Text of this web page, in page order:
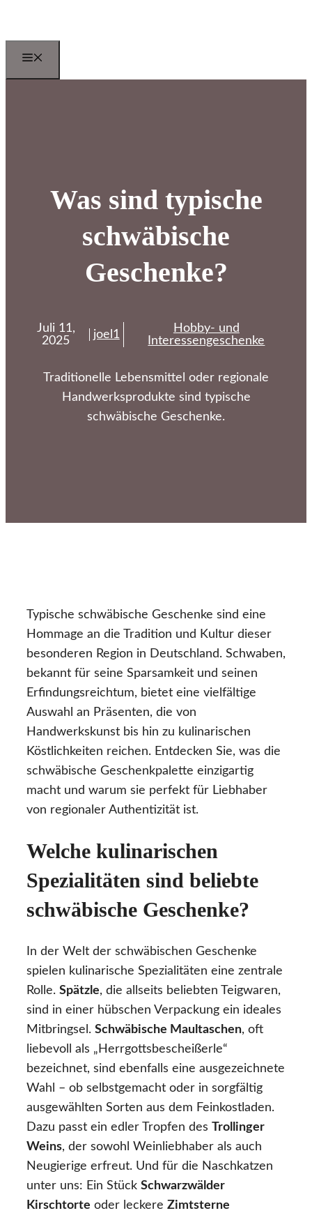
springen
Was sind typische
schwäbische
Geschenke?
Juli 11,
2025
joel1
Hobby- und
Interessengeschenke
Traditionelle Lebensmittel oder regionale
Handwerksprodukte sind typische
schwäbische Geschenke.
Typische schwäbische Geschenke sind eine
Hommage an die Tradition und Kultur dieser
besonderen Region in Deutschland. Schwaben,
bekannt für seine Sparsamkeit und seinen
Erfindungsreichtum, bietet eine vielfältige
Auswahl an Präsenten, die von
Handwerkskunst bis hin zu kulinarischen
Köstlichkeiten reichen. Entdecken Sie, was die
schwäbische Geschenkpalette einzigartig
macht und warum sie perfekt für Liebhaber
von regionaler Authentizität ist.
Welche kulinarischen
Spezialitäten sind beliebte
schwäbische Geschenke?
In der Welt der schwäbischen Geschenke
spielen kulinarische Spezialitäten eine zentrale
Rolle. Spätzle, die allseits beliebten Teigwaren,
sind in einer hübschen Verpackung ein ideales
Mitbringsel. Schwäbische Maultaschen, oft
liebevoll als „Herrgottsbescheißerle“
bezeichnet, sind ebenfalls eine ausgezeichnete
Wahl – ob selbstgemacht oder in sorgfältig
ausgewählten Sorten aus dem Feinkostladen.
Dazu passt ein edler Tropfen des
Trollinger
Weins, der sowohl Weinliebhaber als auch
Neugierige erfreut. Und für die Naschkatzen
unter uns: Ein Stück Schwarzwälder
Kirschtorte oder leckere Zimtsterne